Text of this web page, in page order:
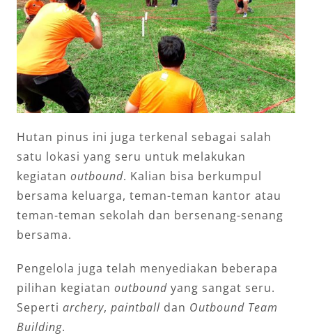
Hutan pinus ini juga terkenal sebagai salah
satu lokasi yang seru untuk melakukan
kegiatan outbound. Kalian bisa berkumpul
bersama keluarga, teman-teman kantor atau
teman-teman sekolah dan bersenang-senang
bersama.
Pengelola juga telah menyediakan beberapa
pilihan kegiatan outbound yang sangat seru.
Seperti archery, paintball dan Outbound Team
Building.